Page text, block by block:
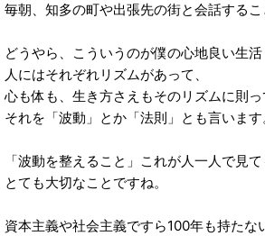
毎朝、知多の町や出張先の街と会話するこ
どうやら、こういうのが僕の心地良い生活
人にはそれぞれリズムがあって、
心も体も、生き方さえもそのリズムに則っ
それを「波動」とか「法則」とも言います
「波動を整えること」これが人一人で見
とても大切なことですね。
資本主義や社会主義ですら100年も持たな